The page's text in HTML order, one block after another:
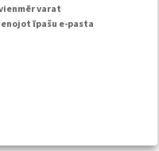
varat
īpašu e-pasta